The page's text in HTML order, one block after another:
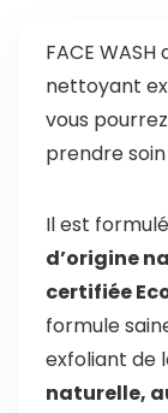
FACE
nettoyant
vous
prendre
Il est
d’origine
certifiée
formule
exfoliant de
naturelle,